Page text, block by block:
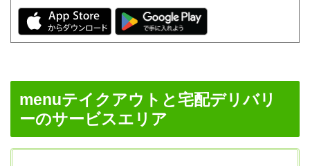
menuテイクアウトと宅配デリバリ
ーのサービスエリア